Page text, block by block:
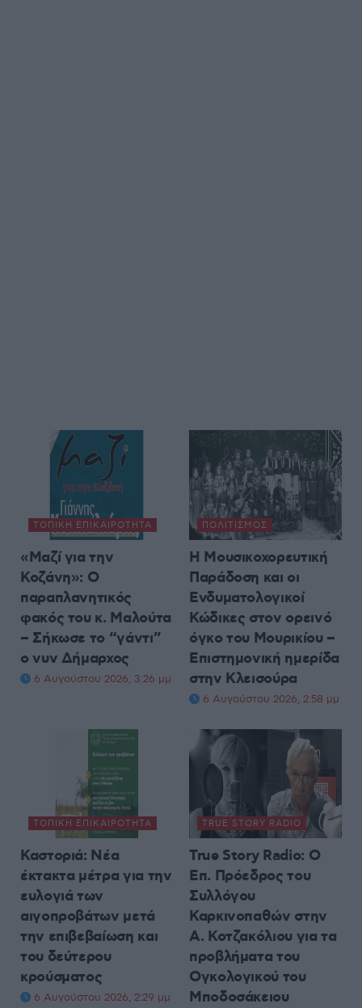
ΤΟΠΙΚΉ ΕΠΙΚΑΙΡΌΤΗΤΑ
«Μαζί για την
Κοζάνη»: Ο
παραπλανητικός
φακός του κ. Μαλούτα
– Σήκωσε το “γάντι”
ο νυν Δήμαρχος
6 Αυγούστου 2026, 3:26 μμ
ΠΟΛΙΤΙΣΜΌΣ
Η Μουσικοχορευτική
Παράδοση και οι
Ενδυματολογικοί
Κώδικες στον ορεινό
όγκο του Μουρικίου –
Επιστημονική ημερίδα
στην Κλεισούρα
6 Αυγούστου 2026, 2:58 μμ
ΤΟΠΙΚΉ ΕΠΙΚΑΙΡΌΤΗΤΑ
Καστοριά: Νέα
έκτακτα μέτρα για την
ευλογιά των
αιγοπροβάτων μετά
την επιβεβαίωση και
του δεύτερου
κρούσματος
6 Αυγούστου 2026, 2:29 μμ
TRUE STORY RADIO
True Story Radio: Ο
Επ. Πρόεδρος του
Συλλόγου
Καρκινοπαθών στην
Α. Κοτζακόλιου για τα
προβλήματα του
Ογκολογικού του
Μποδοσάκειου